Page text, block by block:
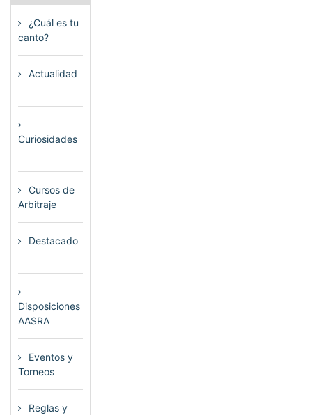
¿Cuál es tu
canto?
Actualidad
Curiosidades
Cursos de
Arbitraje
Destacado
Disposiciones
AASRA
Eventos y
Torneos
Reglas y